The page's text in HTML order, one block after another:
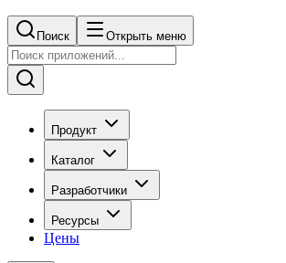
Поиск Открыть меню
Продукт
Каталог
Разработчики
Ресурсы
Цены